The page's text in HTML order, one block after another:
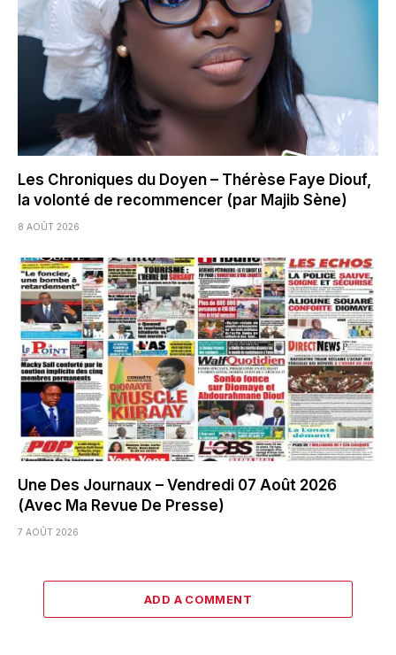
Les Chroniques du Doyen – Thérèse Faye Diouf,
la volonté de recommencer (par Majib Sène)
8 AOÛT 2026
Une Des Journaux – Vendredi 07 Août 2026
(Avec Ma Revue De Presse)
7 AOÛT 2026
ADD A COMMENT